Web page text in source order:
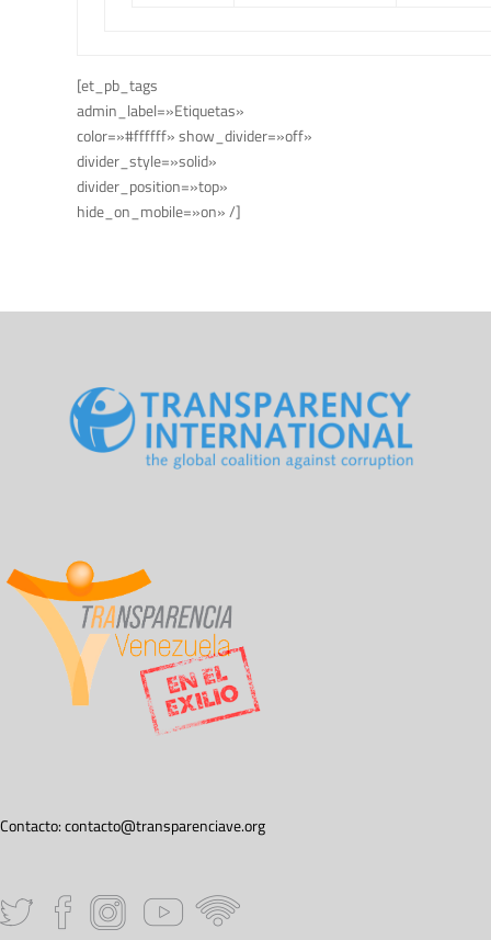
[et_pb_tags
admin_label=»Etiquetas»
color=»#ffffff» show_divider=»off»
divider_style=»solid»
divider_position=»top»
hide_on_mobile=»on» /]
Contacto:contacto@transparenciave.org